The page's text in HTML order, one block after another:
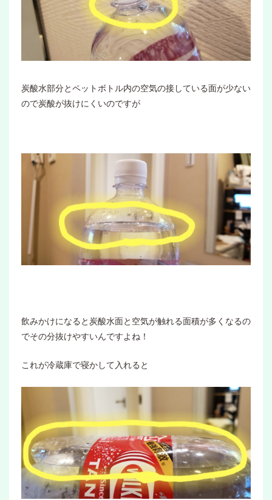
炭酸水部分とペットボトル内の空気の接している面が少ない
ので炭酸が抜けにくいのですが
飲みかけになると炭酸水面と空気が触れる面積が多くなるの
でその分抜けやすいんですよね！
これが冷蔵庫で寝かして入れると